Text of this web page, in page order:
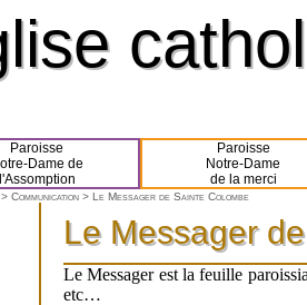
Paroisse
Dame de
l'Assomption
Paroisse
Notre-Dame
de la merci
> Communication > Le Messager de Sainte Colombe
Le Messager
Le Messager
Le Messager est la feuille
etc…